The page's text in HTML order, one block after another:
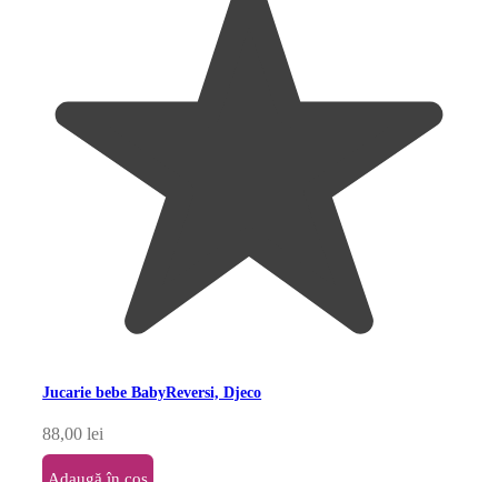
Jucarie bebe BabyReversi, Djeco
88,00lei
Adaugă în coș